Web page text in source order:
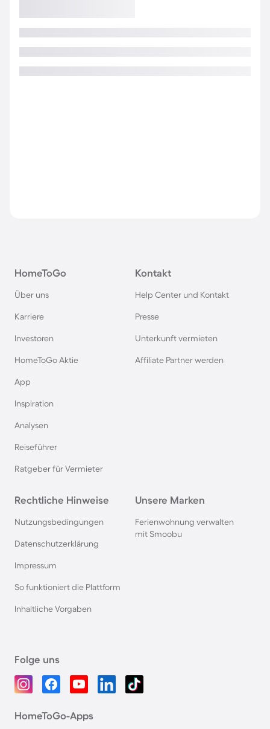
HomeToGo
Über uns
Karriere
Investoren
HomeToGo Aktie
App
Inspiration
Analysen
Reiseführer
Ratgeber für Vermieter
Kontakt
Help Center und Kontakt
Presse
Unterkunft vermieten
Affiliate Partner werden
Rechtliche Hinweise
Nutzungsbedingungen
Datenschutzerklärung
Impressum
So funktioniert die Plattform
Inhaltliche Vorgaben
Unsere Marken
Ferienwohnung verwalten
mit Smoobu
Folge uns
HomeToGo-Apps